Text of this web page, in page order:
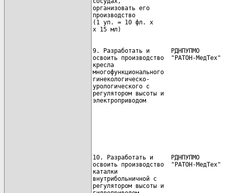
организовать его
производство
(1 уп. = 10 фл. x
9. Разработать и      РДНПУПМО
освоить производство  "РАТОН-
кресла
многофункционального
гинекологическо-
урологического с
регулятором высоты и
электроприводом
10. Разработать и     РДНПУПМО
освоить производство  "РАТОН-
каталки
внутрибольничной с
регулятором высоты и